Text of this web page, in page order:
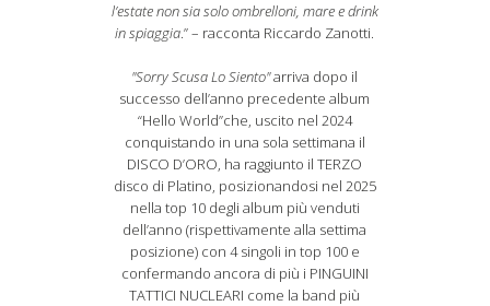
l’estate non sia solo ombrelloni, mare e drink
in spiaggia.” – racconta Riccardo Zanotti.
"Sorry Scusa Lo Siento"arriva dopo il
successo dell’anno precedente album
“Hello World”che, uscito nel 2024
conquistando in una sola settimana il
DISCO D’ORO, ha raggiunto il TERZO
disco di Platino, posizionandosi nel 2025
nella top 10 degli album più venduti
dell’anno (rispettivamente alla settima
posizione) con 4 singoli in top 100 e
confermando ancora di più i PINGUINI
TATTICI NUCLEARI come la band più